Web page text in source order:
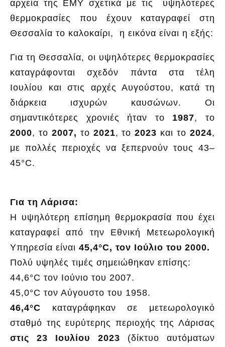
αρχεία της ΕΜΥ σχετικά με τις υψηλότερες
θερμοκρασίες που έχουν καταγραφεί στη
Θεσσαλία το καλοκαίρι, η εικόνα είναι η εξής:
Για τη Θεσσαλία, οι υψηλότερες θερμοκρασίες
καταγράφονται σχεδόν πάντα στα τέλη
Ιουλίου και στις αρχές Αυγούστου, κατά τη
διάρκεια ισχυρών καυσώνων. Οι
σημαντικότερες χρονιές ήταν το 1987, το
2000, το 2007, το 2021, το2023 και το2024,
με πολλές περιοχές να ξεπερνούν τους 43–
45°C.
Για τη Λάρισα:
Η υψηλότερη επίσημη θερμοκρασία που έχει
καταγραφεί από την Εθνική Μετεωρολογική
Υπηρεσία είναι 45,4°C, τον Ιούλιο του 2000.
Πολύ υψηλές τιμές σημειώθηκαν επίσης:
44,6°C τον Ιούνιο του 2007.
45,0°C τον Αύγουστο του 1958.
46,4°C καταγράφηκαν σε μετεωρολογικό
σταθμό της ευρύτερης περιοχής της Λάρισας
στις 23 Ιουλίου 2023 (δίκτυο αυτόματων